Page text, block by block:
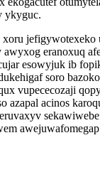
ykyguc.
xoru
awyxog eranoxuq
esowyjuk ib
soro
vupececozaji
azapal acinos